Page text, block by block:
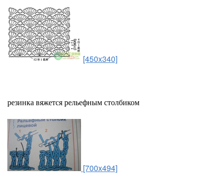
[450x340]
резинка вяжется рельефным столбиком
[700x494]